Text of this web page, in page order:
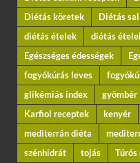
Diétás köretek
Diétás
diétás ételek
diétás
Egészséges édességek
fogyókúrás leves
glikémiás index
gyömbér
Karfiol receptek
kenyér
mediterrán diéta
szénhidrát
tojás